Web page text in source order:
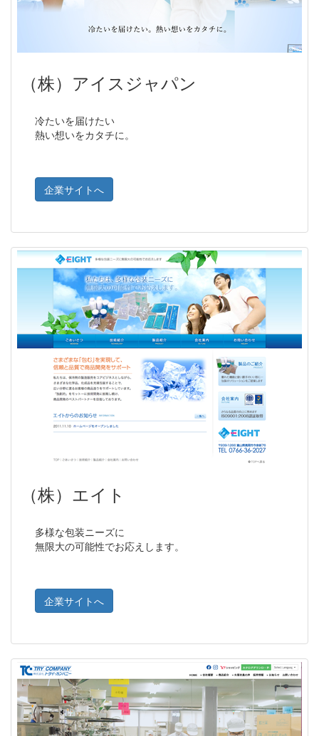
（株）アイスジャパン
冷たいを届けたい
熱い想いをカタチに。
企業サイトへ
（株）エイト
多様な包装ニーズに
無限大の可能性でお応えします。
企業サイトへ